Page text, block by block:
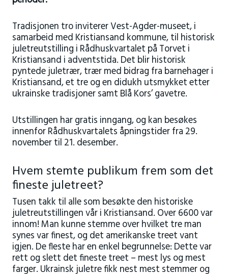
Tradisjonen tro inviterer Vest-Agder-museet, i
samarbeid med Kristiansand kommune, til historisk
juletreutstilling i Rådhuskvartalet på Torvet i
Kristiansand i adventstida. Det blir historisk
pyntede juletrær, trær med bidrag fra barnehager i
Kristiansand, et tre og en didukh utsmykket etter
ukrainske tradisjoner samt Blå Kors’ gavetre.
Utstillingen har gratis inngang, og kan besøkes
innenfor Rådhuskvartalets åpningstider fra 29.
november til 21. desember.
Hvem stemte publikum frem som det
fineste juletreet?
Tusen takk til alle som besøkte den historiske
juletreutstillingen vår i Kristiansand. Over 6600 var
innom! Man kunne stemme over hvilket tre man
synes var finest, og det amerikanske treet vant
igjen. De fleste har en enkel begrunnelse: Dette var
rett og slett det fineste treet – mest lys og mest
farger. Ukrainsk juletre fikk nest mest stemmer og